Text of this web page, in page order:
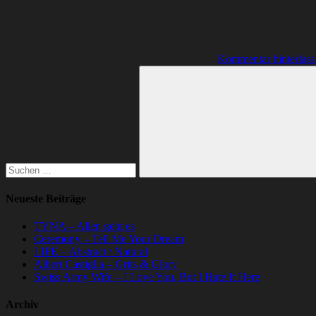
Kommentar
Suchen
Neueste Beiträge
TYNA – Allen geht es
Ceremony – Tell Me Your Dream
LIFE – Abstract / Natural
Albert Castiglia – Grits & Glory
Swiss Army Wife – I Love You, But I Hate It Here
Archiv